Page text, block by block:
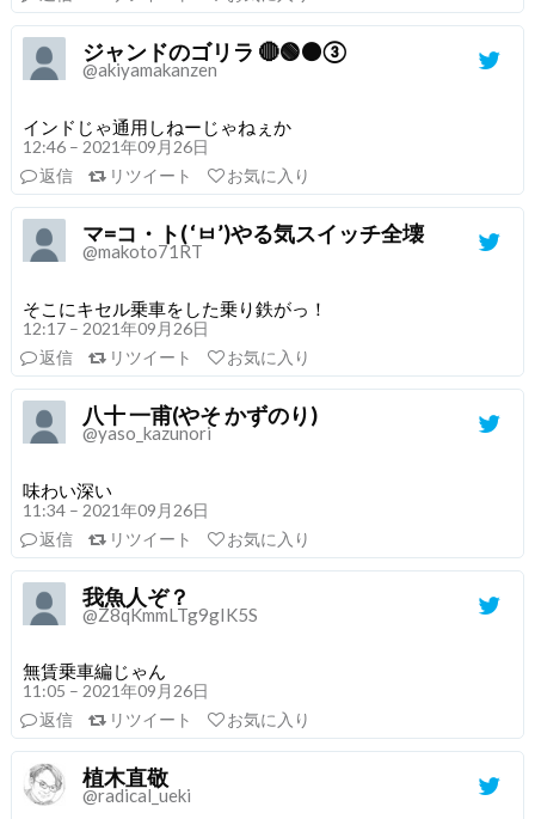
ジャンドのゴリラ 🔴🟢⚫️③
@akiyamakanzen
インドじゃ通用しねーじゃねぇか
12:46 – 2021年09月26日
返信
リツイート お気に入り
マ=コ・ト( ‘ㅂ’)やる気スイッチ全壊
@makoto71RT
そこにキセル乗車をした乗り鉄がっ！
12:17 – 2021年09月26日
返信
リツイート お気に入り
八十 一甫(やそ かずのり)
@yaso_kazunori
味わい深い
11:34 – 2021年09月26日
返信
リツイート お気に入り
我魚人ぞ？
@Z8qKmmLTg9gIK5S
無賃乗車編じゃん
11:05 – 2021年09月26日
返信
リツイート お気に入り
植木直敬
@radical_ueki